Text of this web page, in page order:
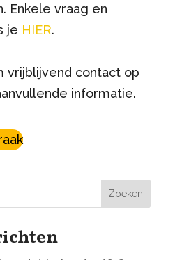
Enkele vraag en
je HIER.
vrijblijvend contact op
informatie.
Zoeken